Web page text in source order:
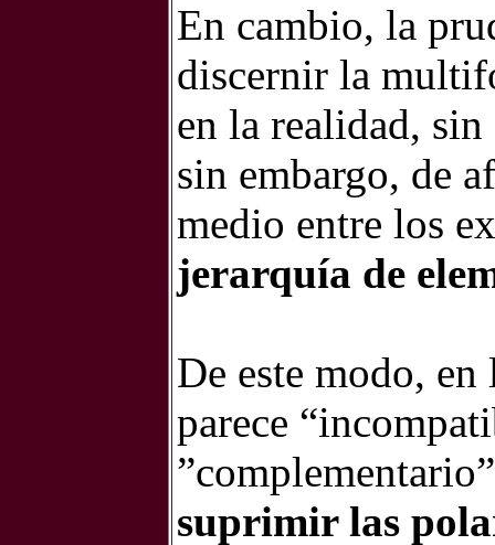
En cambio, la
discernir la
en la realidad,
sin embargo, de
medio entre los
jerarquía de
De este modo,
parece
suprimir las